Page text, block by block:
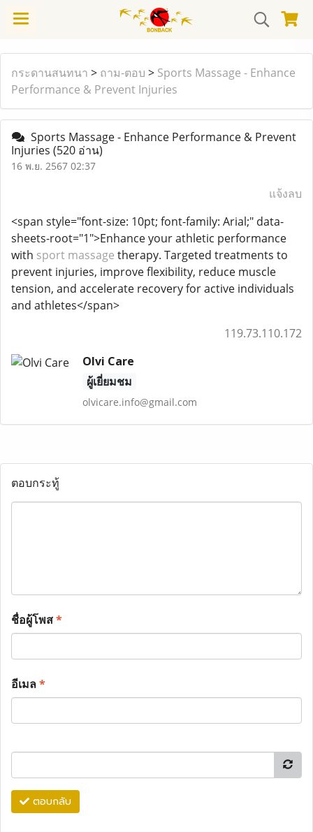
กระดานสนทนา > ถาม-ตอบ > Sports Massage - Enhance
Performance & Prevent Injuries
Sports Massage - Enhance Performance & Prevent
Injuries (520 อ่าน)
16 พ.ย. 2567 02:37
แจ้งลบ
<span style="font-size: 10pt; font-family: Arial;" data-
sheets-root="1">Enhance your athletic performance
with sport massage therapy. Targeted treatments to
prevent injuries, improve flexibility, reduce muscle
tension, and accelerate recovery for active individuals
and athletes</span>
119.73.110.172
Olvi Care
ผู้เยี่ยมชม
olvicare.info@gmail.com
ตอบกระทู้
ชื่อผู้โพส*
อีเมล*
ตอบกลับ